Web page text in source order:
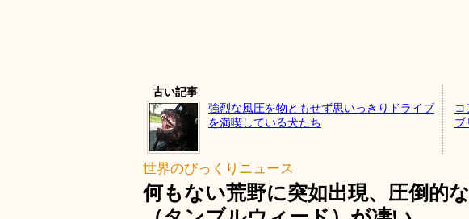
古い記事
強烈な風圧を物ともせず思いっきりドライブ
を満喫している犬たち
ブ
世界のびっくりニュース
何もない荒野に突如出現、圧倒的